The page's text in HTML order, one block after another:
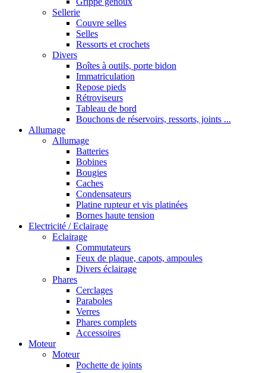
Sellerie
Couvre selles
Selles
Ressorts et crochets
Divers
Boîtes à outils, porte bidon
Immatriculation
Repose pieds
Rétroviseurs
Tableau de bord
Bouchons de réservoirs, ressorts, joints ...
Allumage
Allumage
Batteries
Bobines
Bougies
Caches
Condensateurs
Platine rupteur et vis platinées
Bornes haute tension
Electricité / Eclairage
Eclairage
Commutateurs
Feux de plaque, capots, ampoules
Divers éclairage
Phares
Cerclages
Paraboles
Verres
Phares complets
Accessoires
Moteur
Moteur
Pochette de joints